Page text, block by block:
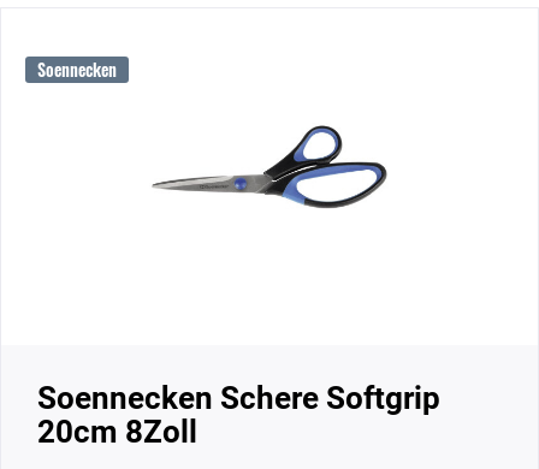
Soennecken
Soennecken Schere Softgrip
20cm 8Zoll